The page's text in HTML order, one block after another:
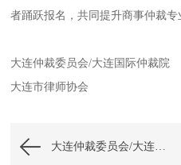
者踊跃报名，共同提升商事仲裁专
大连仲裁委员会/大连国际仲裁院
大连市律师协会
大连仲裁委员会/大连国际仲裁院关于开展鉴定机构年度备案工作的通知